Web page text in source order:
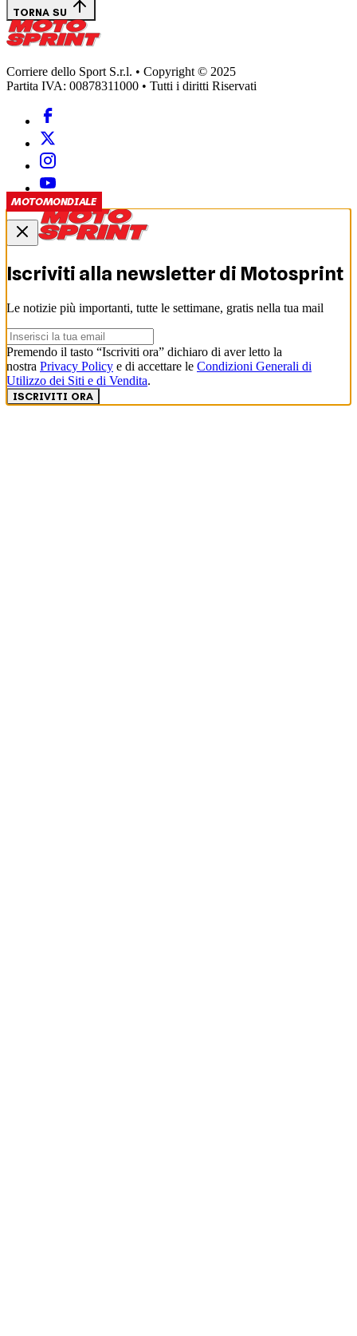
MOTOMONDIALE
TORNA SU
Corriere dello Sport S.r.l. • Copyright © 2025
Partita IVA: 00878311000 • Tutti i diritti Riservati
Iscriviti alla newsletter di Motosprint
Le notizie più importanti, tutte le settimane, gratis nella tua mail
Premendo il tasto “Iscriviti ora” dichiaro di aver letto la
nostra Privacy Policy e di accettare le Condizioni Generali di
Utilizzo dei Siti e di Vendita.
ISCRIVITI ORA